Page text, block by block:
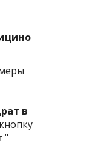
в
"